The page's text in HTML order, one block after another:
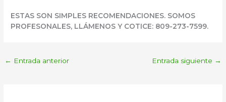
ESTAS SON SIMPLES RECOMENDACIONES. SOMOS
PROFESONALES, LLÁMENOS Y COTICE: 809-273-7599.
← Entrada anterior Entrada siguiente →